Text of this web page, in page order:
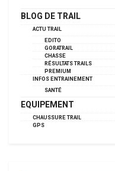
BLOG DE TRAIL
ACTU TRAIL
EDITO
GORATRAIL
CHASSE
RÉSULTATS TRAILS
PREMIUM
INFOS ENTRAINEMENT
SANTÉ
EQUIPEMENT
CHAUSSURE TRAIL
GPS